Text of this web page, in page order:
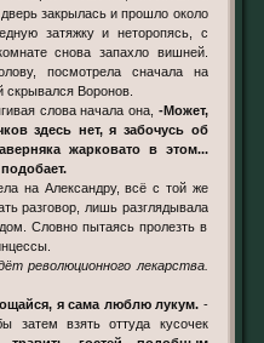
закрылась и прошло около
затяжку и неторопясь, с
снова запахло вишней.
посмотрела сначала на
скрывался Воронов.
слова начала она, -Может,
здесь нет, я забочусь об
жарковато в этом...
на Александру, всё с той же
разговор, лишь разглядывала
Словно пытаясь пролезть в
революционного лекарства.
я сама люблю лукум. -
затем взять оттуда кусочек